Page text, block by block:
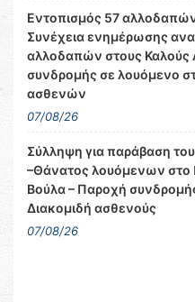
Εντοπισμός 57
Συνέχεια ενημέρωσης
αλλοδαπών στους Καλούς
συνδρομής σε λουόμενο
ασθενών
07/08/26
Σύλληψη για παράβαση
–Θάνατος λουόμενων στο
Βούλα – Παροχή
Διακομιδή ασθενούς
07/08/26